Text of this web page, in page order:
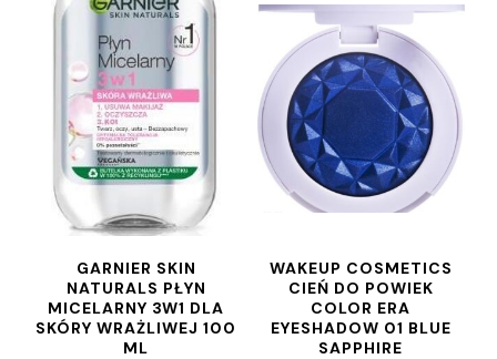
GARNIER SKIN
NATURALS PŁYN
MICELARNY 3W1 DLA
SKÓRY WRAŻLIWEJ 100
ML
WAKEUP COSMETICS
CIEŃ DO POWIEK
COLOR ERA
EYESHADOW 01 BLUE
SAPPHIRE